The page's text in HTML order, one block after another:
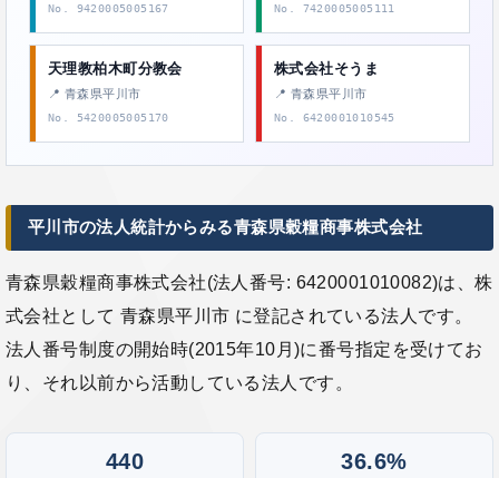
No. 9420005005167 No. 7420005005111
天理教柏木町分教会
📍 青森県平川市
No. 5420005005170
株式会社そうま
📍 青森県平川市
No. 6420001010545
平川市の法人統計からみる青森県穀糧商事株式会社
青森県穀糧商事株式会社(法人番号: 6420001010082)は、株
式会社として 青森県平川市 に登記されている法人です。
法人番号制度の開始時(2015年10月)に番号指定を受けてお
り、それ以前から活動している法人です。
440 36.6%